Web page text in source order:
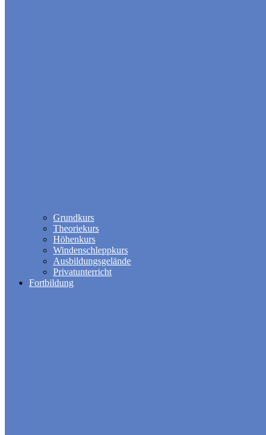
Grundkurs
Theoriekurs
Höhenkurs
Windenschleppkurs
Ausbildungsgelände
Privatunterricht
Fortbildung